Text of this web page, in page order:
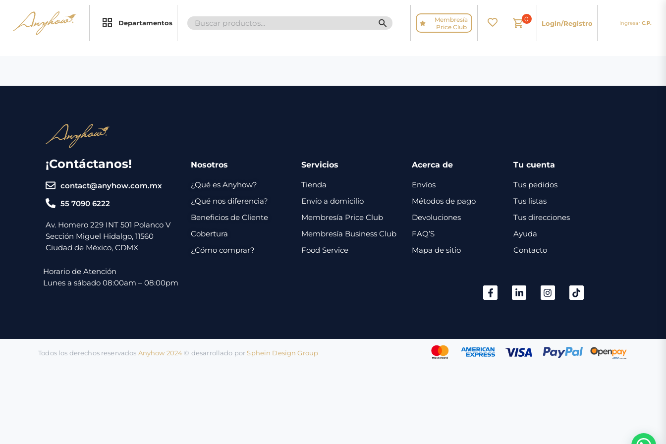
Departamentos
Search
for:
SEARCH BUTTON
Membresía
Price Club
0
Login/Registro Ingresar C.P.
¡Contáctanos!
contact@anyhow.com.mx
55 7090 6222
Av. Homero 229 INT 501 Polanco V
Sección Miguel Hidalgo, 11560
Ciudad de México, CDMX
Nosotros
¿Qué es Anyhow?
¿Qué nos diferencia?
Beneficios de Cliente
Cobertura
¿Cómo comprar?
Servicios
Tienda
Envío a domicilio
Membresía Price Club
Membresía Business Club
Food Service
Acerca de
Envíos
Métodos de pago
Devoluciones
FAQ’S
Mapa de sitio
Tu cuenta
Tus pedidos
Tus listas
Tus direcciones
Ayuda
Contacto
Horario de Atención
Lunes a sábado 08:00am – 08:00pm
Todos los derechos reservados Anyhow 2024©️ desarrollado porSphein Design Group
Promociones
Servicios
Envíos
Métodos
Contacto
Inicio
Regalos
Contacto